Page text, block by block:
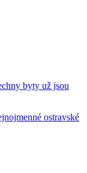
byty už jsou
ostravské